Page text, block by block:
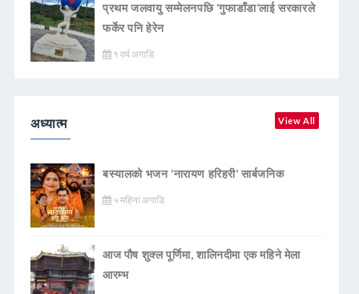
प्रथम जलवायु सम्मेलनपछि ‘गुफाडाँडा’लाई सरकारले
फर्केर पनि हेरेन
१ वर्ष अगाडि
अध्यात्म View All
बस्यालको भजन ‘नारायण हरिहरी’ सार्बजनिक
५ महिना अगाडि
आज पौष शुक्ल पूर्णिमा, शालिनदीमा एक महिने मेला
आरम्भ